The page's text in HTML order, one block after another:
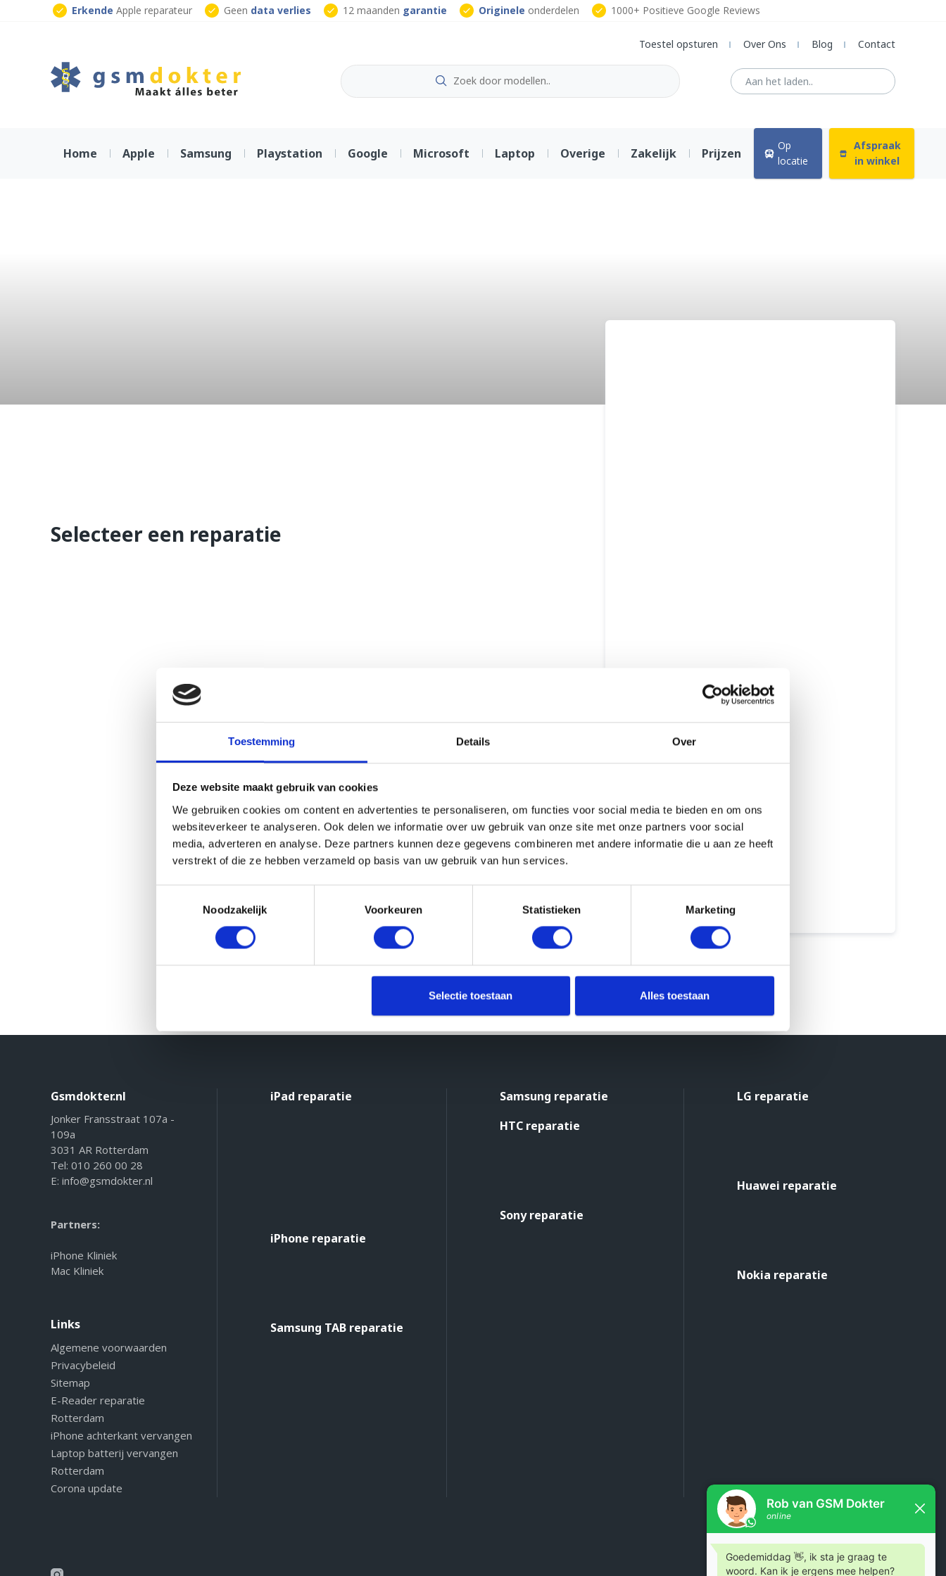
Toestemming Details Over
Deze website maakt gebruik van cookies
We gebruiken cookies om content en advertenties te personaliseren, om functies voor social media te bieden en om ons
websiteverkeer te analyseren. Ook delen we informatie over uw gebruik van onze site met onze partners voor social
media, adverteren en analyse. Deze partners kunnen deze gegevens combineren met andere informatie die u aan ze heeft
verstrekt of die ze hebben verzameld op basis van uw gebruik van hun services.
Noodzakelijk
Voorkeuren Statistieken Marketing
Selectie toestaan Alles toestaan
Erkende Apple reparateur Geen data verlies 12 maanden garantie Originele onderdelen
1000+ Positieve Google Reviews
Toestel opsturen
Over Ons Blog Contact
Home Apple Samsung Playstation Google Microsoft Laptop Overige Zakelijk Prijzen
Op
locatie
Afspraak
in winkel
Erkende Apple Reparateur
Gecertificeerde monteurs
Beste prijs garantie
7 dagen open
Maak een afspraak
Selecteer een reparatie
Gsmdokter.nl
Jonker Fransstraat 107a -
109a
3031 AR Rotterdam
Tel: 010 260 00 28
E: info@gsmdokter.nl
Partners:
iPhone Kliniek
Mac Kliniek
Links
Algemene voorwaarden
Privacybeleid
Sitemap
E-Reader reparatie
Rotterdam
iPhone achterkant vervangen
Laptop batterij vervangen
Rotterdam
Corona update
iPad reparatie
iPhone reparatie
Samsung TAB reparatie
Samsung reparatie
HTC reparatie
Sony reparatie
LG reparatie
Huawei reparatie
Nokia reparatie